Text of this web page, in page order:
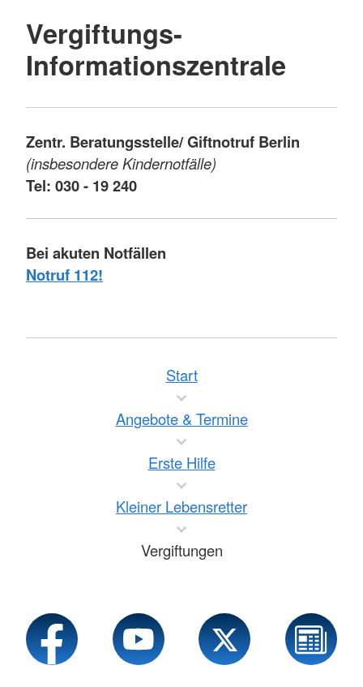
Vergiftungs-
Informationszentrale
Zentr. Beratungsstelle/ Giftnotruf Berlin
(insbesondere Kindernotfälle)
Tel: 030 - 19 240
Bei akuten Notfällen
Notruf 112!
Start
Angebote & Termine
Erste Hilfe
Kleiner Lebensretter
Vergiftungen